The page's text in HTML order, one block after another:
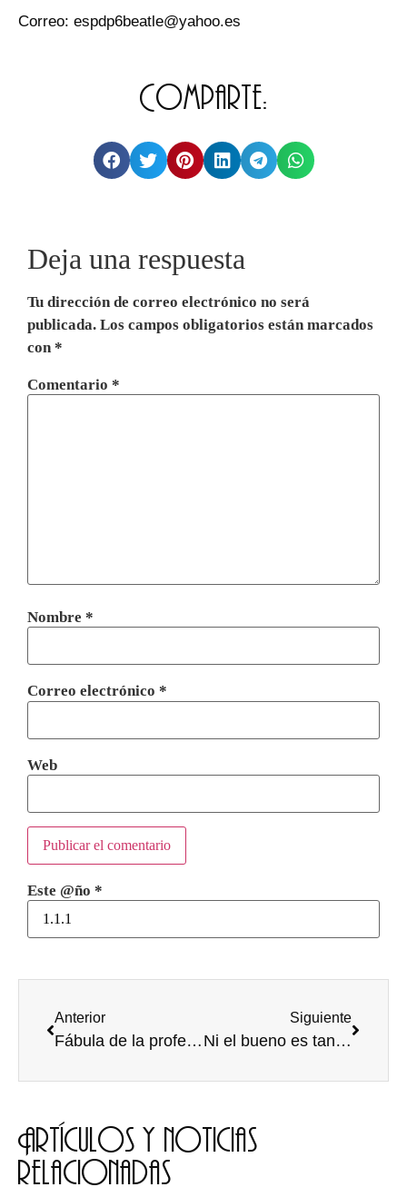
Correo: espdp6beatle@yahoo.es
Comparte:
Deja una respuesta
Tu dirección de correo electrónico no será
publicada. Los campos obligatorios están marcados
con *
Comentario *
Nombre *
Correo electrónico *
Web
Este @ño *
Anterior
Fábula de la profesora y el valor del billete
Siguiente
Ni el bueno es tan bueno, ni el malo es tan malo
Artículos y noticias
relacionadas